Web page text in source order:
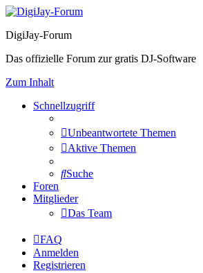
DigiJay-Forum
Das offizielle Forum zur gratis DJ-Software
Zum Inhalt
Schnellzugriff
Unbeantwortete Themen
Aktive Themen
Suche
Foren
Mitglieder
Das Team
FAQ
Anmelden
Registrieren